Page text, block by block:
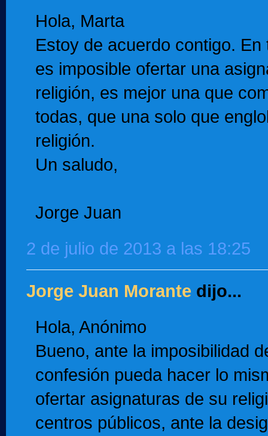
Hola, Marta
Estoy de acuerdo contigo. En
es imposible ofertar una
religión, es mejor una que
todas, que una solo que
religión.
Un saludo,
Jorge Juan
2 de julio de 2013 a las 18:25
Jorge Juan Morante dijo...
Hola, Anónimo
Bueno, ante la imposibilidad
confesión pueda hacer lo
ofertar asignaturas de su
centros públicos, ante la